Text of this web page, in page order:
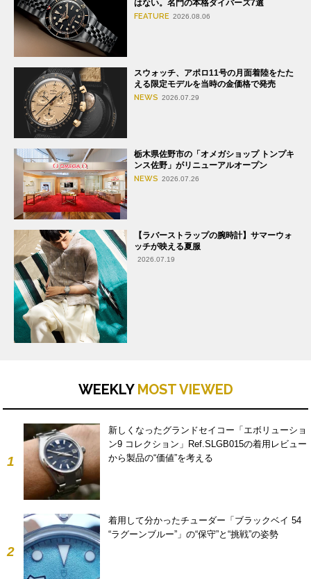
はない。名門の本格ダイバーズ7選
FEATURE 2026.08.06
スウォッチ、アポロ11号の月面着陸をたた
える限定モデルを当時の金価格で発売
NEWS 2026.07.29
栃木県佐野市の「オメガショップ トンプキ
ンス佐野」がリニューアルオープン
NEWS 2026.07.26
【ラバーストラップの腕時計】サマーウォ
ッチが映える夏服
2026.07.19
WEEKLY MOST VIEWED
1
新しくなったグランドセイコー「エボリューショ
ン9 コレクション」Ref.SLGB015の着用レビュー
から製品の“価値”を考える
2
着用して分かったチューダー「ブラックベイ 54
“ラグーンブルー”」の“保守”と“挑戦”の姿勢